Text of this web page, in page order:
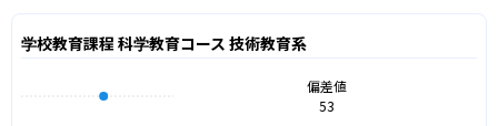
学校教育課程 科学教育コース 技術教育系
偏差値
53